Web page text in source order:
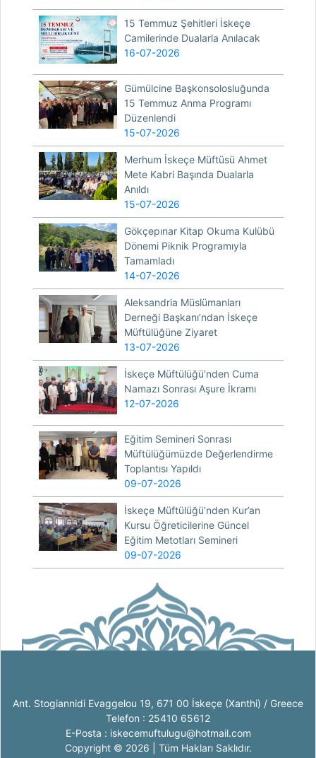
15 Temmuz Şehitleri İskeçe
Camilerinde Dualarla Anılacak
16-07-2026
Gümülcine Başkonsolosluğunda
15 Temmuz Anma Programı
Düzenlendi
15-07-2026
Merhum İskeçe Müftüsü Ahmet
Mete Kabri Başında Dualarla
Anıldı
15-07-2026
Gökçepınar Kitap Okuma Kulübü
Dönemi Piknik Programıyla
Tamamladı
14-07-2026
Aleksandria Müslümanları
Derneği Başkanı’ndan İskeçe
Müftülüğüne Ziyaret
13-07-2026
İskeçe Müftülüğü’nden Cuma
Namazı Sonrası Aşure İkramı
12-07-2026
Eğitim Semineri Sonrası
Müftülüğümüzde Değerlendirme
Toplantısı Yapıldı
09-07-2026
İskeçe Müftülüğü’nden Kur’an
Kursu Öğreticilerine Güncel
Eğitim Metotları Semineri
09-07-2026
Ant. Stogiannidi Evaggelou 19, 671 00 İskeçe (Xanthi) / Greece
Telefon : 25410 65612
E-Posta : iskecemuftulugu@hotmail.com
Copyright © 2026 | Tüm Hakları Saklıdır.